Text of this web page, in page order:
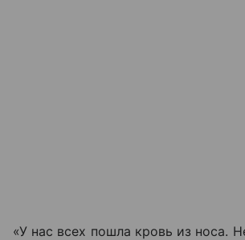
«У нас всех пошла кровь из носа.